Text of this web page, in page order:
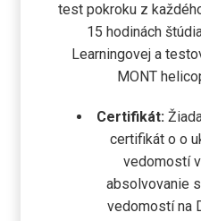
test pokroku z
15 hodinách
Learningovej a
MONT
Certifikát:
certifikát o o
vedomostí
absolvovanie
vedomostí na